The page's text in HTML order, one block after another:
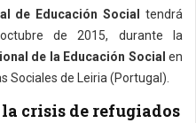
de Educación Social
tendrá
de 2015, durante la
de la Educación Social en
Sociales de Leiria (Portugal).
crisis de refugiados